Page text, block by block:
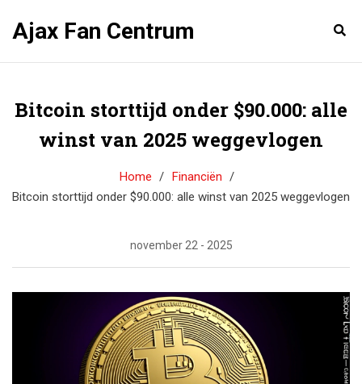
Ajax Fan Centrum
Bitcoin storttijd onder $90.000: alle
winst van 2025 weggevlogen
Home
Financiën
Bitcoin storttijd onder $90.000: alle winst van 2025 weggevlogen
november 22 - 2025